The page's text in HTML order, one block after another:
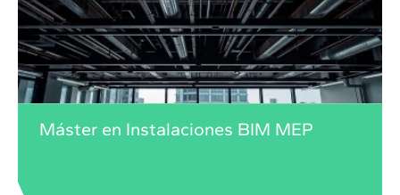
Máster en Instalaciones BIM MEP